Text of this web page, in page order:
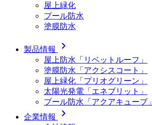
屋上緑化
プール防水
塗膜防水
製品情報 chevron_right
屋上防水「リベットルーフ」
塗膜防水「アクシスコート」
屋上緑化「プリオグリーン」
太陽光発電「エネブリット」
プール防水「アクアキューブ」
企業情報
chevron_right